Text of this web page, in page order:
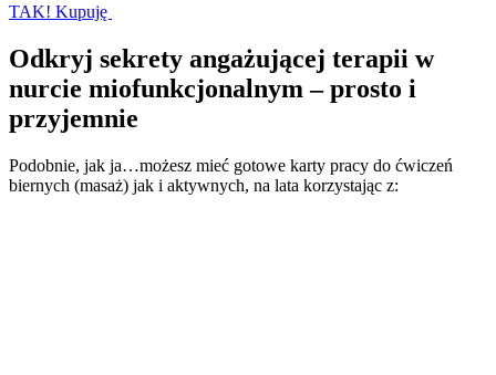
TAK! Kupuję
Odkryj sekrety angażującej terapii w
nurcie miofunkcjonalnym – prosto i
przyjemnie
Podobnie, jak ja…możesz mieć gotowe karty pracy do ćwiczeń
biernych (masaż) jak i aktywnych, na lata korzystając z: